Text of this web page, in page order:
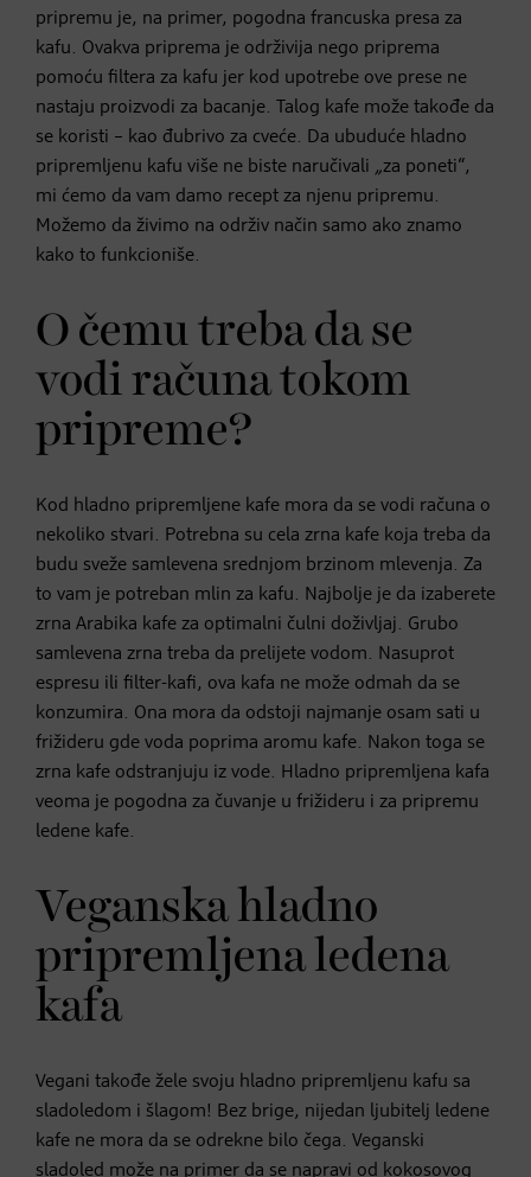
pripremu je, na primer, pogodna francuska presa za
kafu. Ovakva priprema je održivija nego priprema
pomoću filtera za kafu jer kod upotrebe ove prese ne
nastaju proizvodi za bacanje. Talog kafe može takođe da
se koristi – kao đubrivo za cveće. Da ubuduće hladno
pripremljenu kafu više ne biste naručivali „za poneti“,
mi ćemo da vam damo recept za njenu pripremu.
Možemo da živimo na održiv način samo ako znamo
kako to funkcioniše.
O čemu treba da se
vodi računa tokom
pripreme?
Kod hladno pripremljene kafe mora da se vodi računa o
nekoliko stvari. Potrebna su cela zrna kafe koja treba da
budu sveže samlevena srednjom brzinom mlevenja. Za
to vam je potreban mlin za kafu. Najbolje je da izaberete
zrna Arabika kafe za optimalni čulni doživljaj. Grubo
samlevena zrna treba da prelijete vodom. Nasuprot
espresu ili filter-kafi, ova kafa ne može odmah da se
konzumira. Ona mora da odstoji najmanje osam sati u
frižideru gde voda poprima aromu kafe. Nakon toga se
zrna kafe odstranjuju iz vode. Hladno pripremljena kafa
veoma je pogodna za čuvanje u frižideru i za pripremu
ledene kafe.
Veganska hladno
pripremljena ledena
kafa
Vegani takođe žele svoju hladno pripremljenu kafu sa
sladoledom i šlagom! Bez brige, nijedan ljubitelj ledene
kafe ne mora da se odrekne bilo čega. Veganski
sladoled može na primer da se napravi od kokosovog